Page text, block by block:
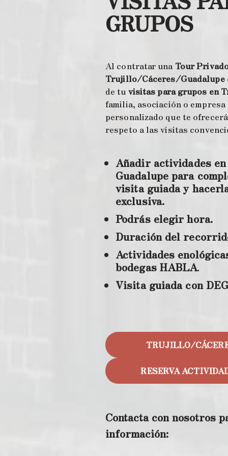
GRUPOS
Al contratar una Tour
Trujillo/Cáceres/Guadalupe
de tu visitas para grupos en
familia, asociación o
personalizado que te
respeto a las visitas
Añadir actividades
Guadalupe para
visita guiada y
exclusiva.
Podrás elegir hora.
Duración del
Actividades
bodegas HABLA.
Visita guiada con
TRUJILLO/
RESERVA
Contacta con nosotros
información: